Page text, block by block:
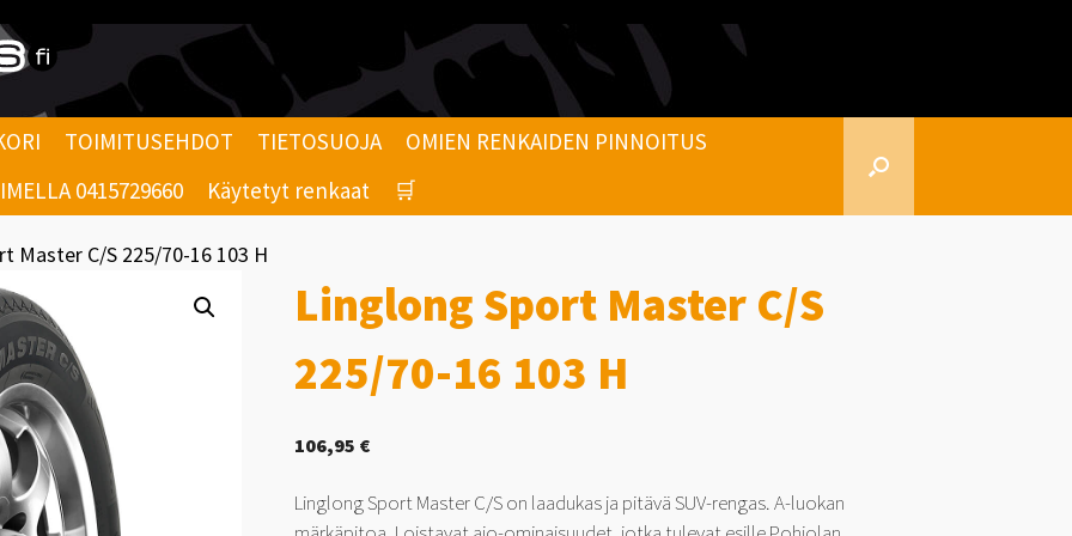
TOIMITUSEHDOT TIETOSUOJA
OMIEN RENKAIDEN PINNOITUS
0415729660 Käytetyt renkaat 🛒
Master C/S 225/70-16 103 H
Linglong Sport Master C/S
225/70-16 103 H
106,95 €
Linglong Sport Master C/S on laadukas ja pitävä SUV-rengas. A-luokan